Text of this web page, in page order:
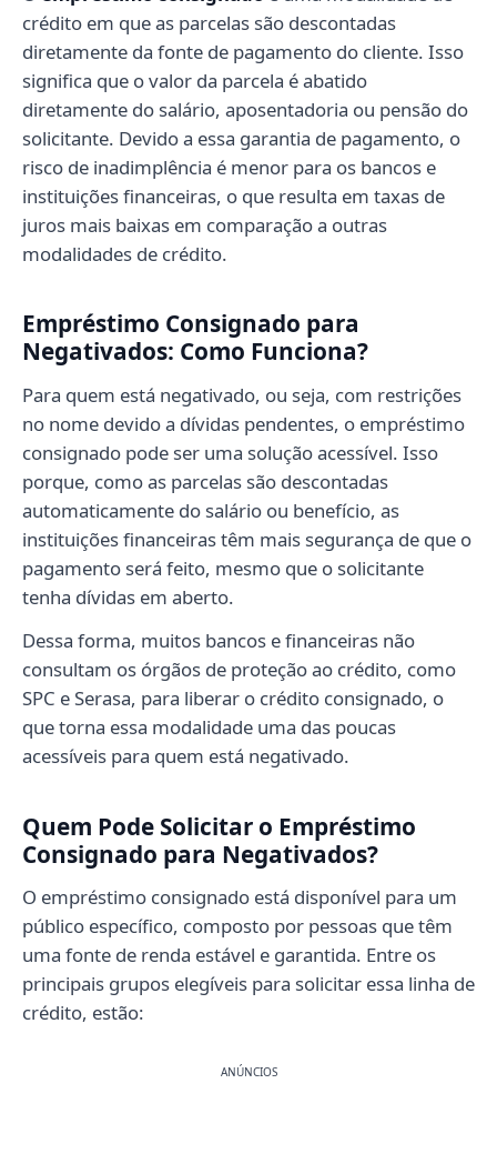
crédito em que as parcelas são descontadas
diretamente da fonte de pagamento do cliente. Isso
significa que o valor da parcela é abatido
diretamente do salário, aposentadoria ou pensão do
solicitante. Devido a essa garantia de pagamento, o
risco de inadimplência é menor para os bancos e
instituições financeiras, o que resulta em taxas de
juros mais baixas em comparação a outras
modalidades de crédito.
Empréstimo Consignado para
Negativados: Como Funciona?
Para quem está negativado, ou seja, com restrições
no nome devido a dívidas pendentes, o empréstimo
consignado pode ser uma solução acessível. Isso
porque, como as parcelas são descontadas
automaticamente do salário ou benefício, as
instituições financeiras têm mais segurança de que o
pagamento será feito, mesmo que o solicitante
tenha dívidas em aberto.
Dessa forma, muitos bancos e financeiras não
consultam os órgãos de proteção ao crédito, como
SPC e Serasa, para liberar o crédito consignado, o
que torna essa modalidade uma das poucas
acessíveis para quem está negativado.
Quem Pode Solicitar o Empréstimo
Consignado para Negativados?
O empréstimo consignado está disponível para um
público específico, composto por pessoas que têm
uma fonte de renda estável e garantida. Entre os
principais grupos elegíveis para solicitar essa linha de
crédito, estão:
ANÚNCIOS